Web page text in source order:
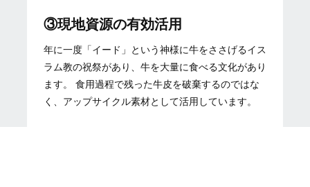
③現地資源の有効活用
年に一度「イード」という神様に牛をささげるイス
ラム教の祝祭があり、牛を大量に食べる文化があり
ます。 食用過程で残った牛皮を破棄するのではな
く、アップサイクル素材として活用しています。